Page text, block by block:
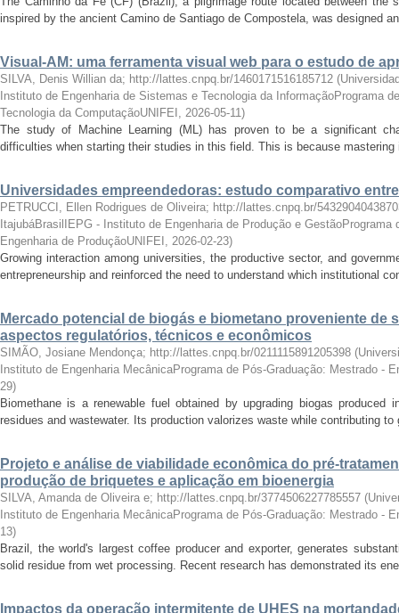
inspired by the ancient Camino de Santiago de Compostela, was designed
Visual-AM: uma ferramenta visual web para o estudo de
SILVA, Denis Willian da; http://lattes.cnpq.br/1460171516185712 (
Instituto de Engenharia de Sistemas e Tecnologia da InformaçãoPrograma
Tecnologia da ComputaçãoUNIFEI , 2026-05-11)
The study of Machine Learning (ML) has proven to be a significant
difficulties when starting their studies in this field. This is because
Universidades empreendedoras: estudo comparativo
PETRUCCI, Ellen Rodrigues de Oliveira; http://lattes.cnpq.br/
ItajubáBrasilIEPG - Instituto de Engenharia de Produção e GestãoPrograma
Engenharia de ProduçãoUNIFEI , 2026-02-23)
Growing interaction among universities, the productive sector, and
entrepreneurship and reinforced the need to understand which institutional
Mercado potencial de biogás e biometano proveniente de
aspectos regulatórios, técnicos e econômicos
SIMÃO, Josiane Mendonça; http://lattes.cnpq.br/0211115891205398 (
Instituto de Engenharia MecânicaPrograma de Pós-Graduação: Mestrado -
29)
Biomethane is a renewable fuel obtained by upgrading biogas produced
residues and wastewater. Its production valorizes waste while contributing
Projeto e análise de viabilidade econômica do pré-
produção de briquetes e aplicação em bioenergia
SILVA, Amanda de Oliveira e; http://lattes.cnpq.br/3774506227785557 (
Instituto de Engenharia MecânicaPrograma de Pós-Graduação: Mestrado -
13)
Brazil, the world's largest coffee producer and exporter, generates
solid residue from wet processing. Recent research has demonstrated its
Impactos da operação intermitente de UHES na